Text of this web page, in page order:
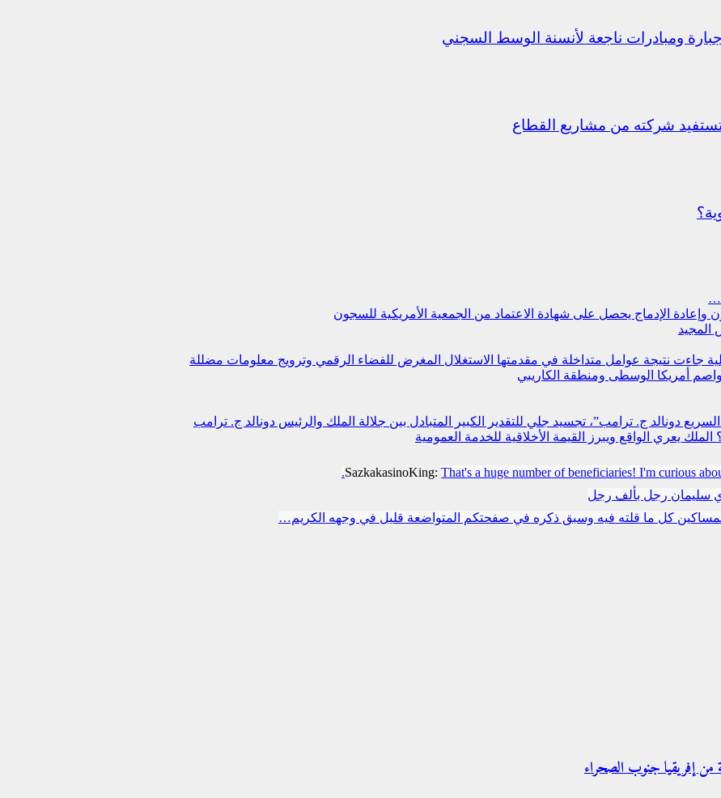
ومبادرات ناجعة لأنسنة الوسط السجني
شركته من مشاريع القطاع
وإعادة الإدماج يحصل على شهادة الاعتماد من الجمعية الأمريكية للسجون
جاءت نتيجة عوامل متداخلة في مقدمتها الاستغلال المغرض للفضاء الرقمي وترويج معلومات مضللة
أمريكا الوسطى ومنطقة الكاريبي
دونالد ج. ترامب”، تجسيد جلي للتقدير الكبير المتبادل بين جلالة الملك والرئيس دونالد ج. ترامب
يعري الواقع ويبرز القيمة الأخلاقية للخدمة العمومية
SazkakasinoKing: That's a huge number of beneficiaries! I'm curious
سليمان رجل بألف رجل
كل ما قلته فيه وسبق ذكره في صفحتكم المتواضعة قليل في وجهه الكريم…